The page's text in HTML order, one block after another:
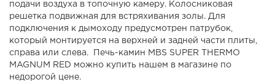
подачи воздуха в топочную камеру. Колосниковая
решетка подвижная для встряхивания золы. Для
подключения к дымоходу предусмотрен патрубок,
который монтируется на верхней и задней части плиты,
справа или слева. Печь-камин MBS SUPER THERMO
MAGNUM RED можно купить нашем в магазине по
недорогой цене.